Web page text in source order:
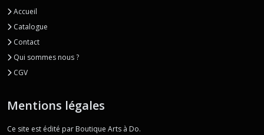
Accueil
Catalogue
Contact
Qui sommes nous ?
CGV
Mentions légales
Ce site est édité par Boutique Arts à Do.